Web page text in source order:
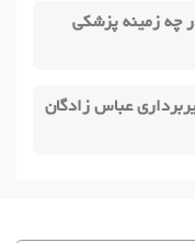
چه زمینه پزشکی
عباس زادگان